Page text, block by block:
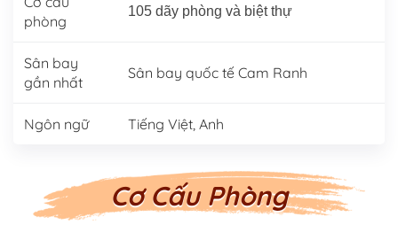
phòng
105 dãy phòng và biệt thự
Sân bay
gần nhất
Sân bay quốc tế Cam Ranh
Ngôn ngữ Tiếng Việt, Anh
Cơ Cấu Phòng